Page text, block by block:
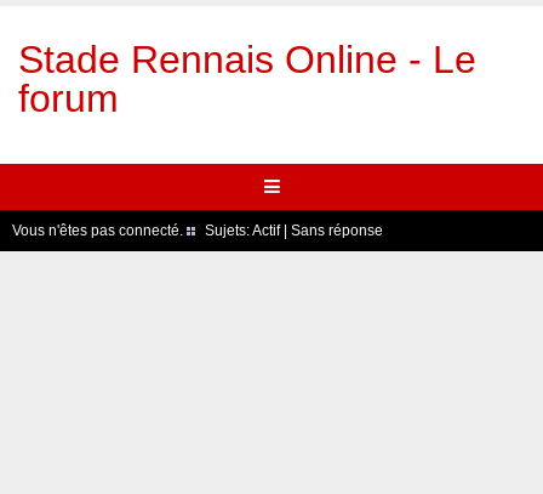
Stade Rennais Online - Le
forum
Vous n'êtes pas connecté. Sujets:Actif| Sans réponse